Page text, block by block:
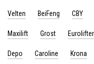
Velten BeiFeng CBY
Maxilift Grost Eurolifter
Depo Caroline Krona